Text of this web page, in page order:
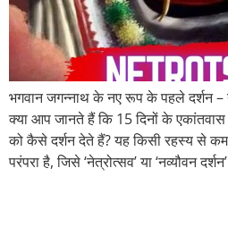
भगवान जगन्नाथ के नए रूप के पहले दर्शन –
क्या आप जानते हैं कि 15 दिनों के
को कैसे दर्शन देते हैं? यह किसी रहस्य से
परंपरा है, जिसे ‘नेत्रोत्सव’ या ‘नव्यौवन